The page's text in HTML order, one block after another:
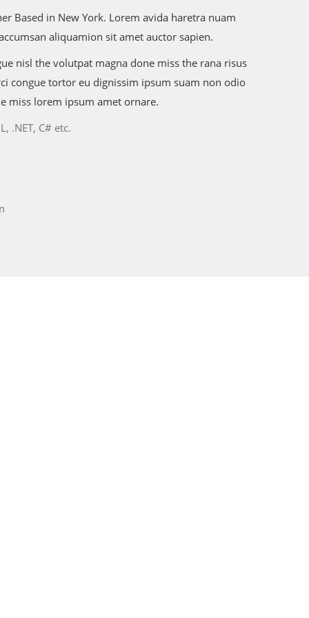
Based in New York. Lorem avida haretra nuam
aliquamion sit amet auctor sapien.
nisl the volutpat magna done miss the rana risus
congue tortor eu dignissim ipsum suam non odio
miss lorem ipsum amet ornare.
.NET, C# etc.